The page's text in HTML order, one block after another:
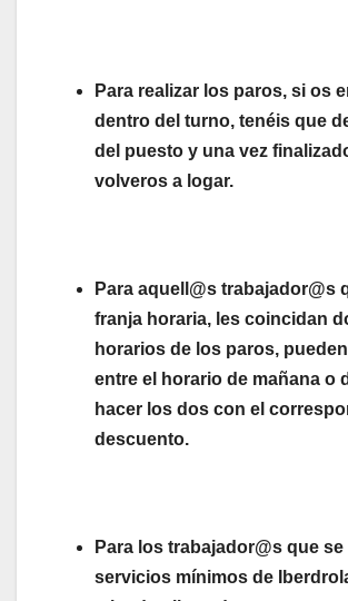
Para realizar los paros, si os
dentro del turno, tenéis que
del puesto y una vez
volveros a logar.
Para aquell@s trabajador@s
franja horaria, les coincidan
horarios de los paros,
entre el horario de mañana o
hacer los dos con el
descuento.
Para los trabajador@s que
servicios mínimos de